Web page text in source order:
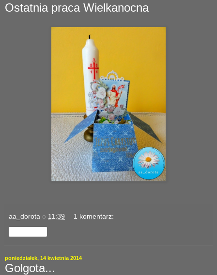
Ostatnia praca Wielkanocna
aa_dorota o 11:39 1 komentarz:
poniedziałek, 14 kwietnia 2014
Golgota...